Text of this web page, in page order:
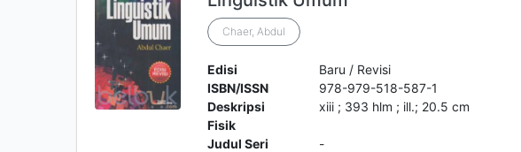
Chaer, Abdul
Edisi
Baru / Revisi
ISBN/ISSN
978-979-518-587-1
Deskripsi
Fisik
xiii ; 393 hlm ; ill.; 20.5 cm
Judul Seri
-